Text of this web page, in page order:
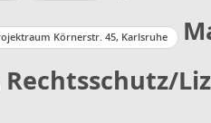
Körnerstr. 45, Karlsruhe
Rechtsschutz/